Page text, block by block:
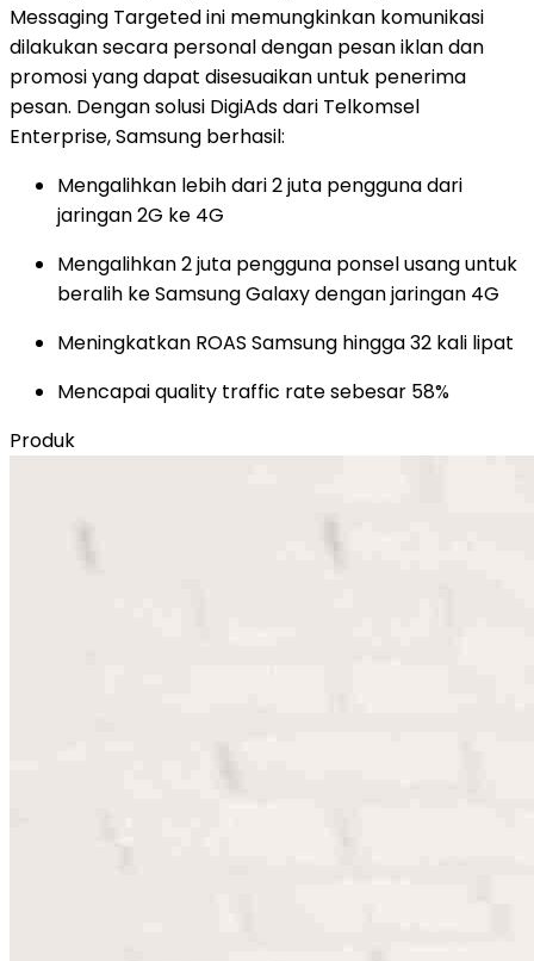
Messaging Targetedini memungkinkan komunikasi
dilakukan secara personal dengan pesan iklan dan
promosi yang dapat disesuaikan untuk penerima
pesan. Dengan solusi DigiAds dari Telkomsel
Enterprise, Samsung berhasil:
Mengalihkan lebih dari 2 juta pengguna dari
jaringan 2G ke 4G
Mengalihkan 2 juta pengguna ponsel usang untuk
beralih ke Samsung Galaxy dengan jaringan 4G
Meningkatkan ROAS Samsung hingga 32 kali lipat
Mencapai quality traffic rate sebesar 58%
Produk